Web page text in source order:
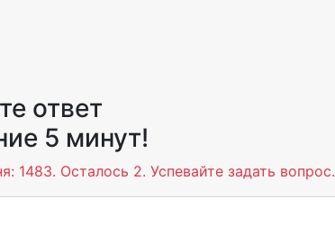
ответ
5 минут!
1483. Осталось 2. Успевайте задать вопрос.